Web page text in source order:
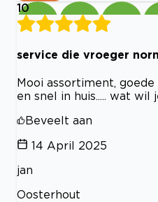
10
service die vroeger
Mooi assortiment,
en snel in huis..... wat wil
Beveelt aan
14 April 2025
jan
Oosterhout